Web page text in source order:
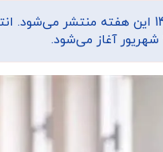
کارنامه ملاک انتخاب رشته کنکور سراسری سال